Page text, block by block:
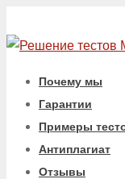
Почему мы
Гарантии
Примеры
Антиплагиат
Отзывы